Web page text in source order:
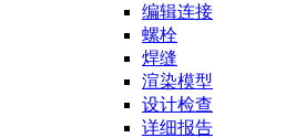
编辑连接
螺栓
焊缝
渲染模型
设计检查
详细报告